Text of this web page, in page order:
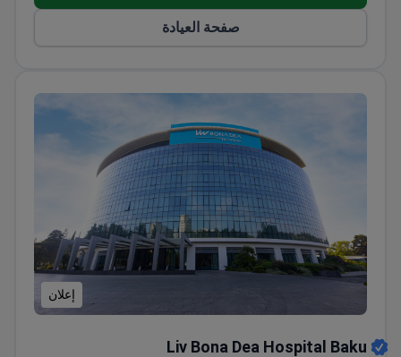
صفحة العيادة
إعلان
Liv Bona Dea Hospital Baku